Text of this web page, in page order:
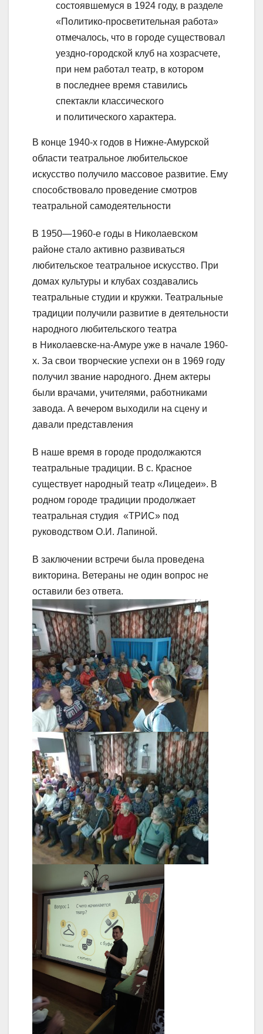
состоявшемуся в 1924 году, в разделе
«Политико-просветительная работа»
отмечалось, что в городе существовал
уездно-городской клуб на хозрасчете,
при нем работал театр, в котором
в последнее время ставились
спектакли классического
и политического характера.
В конце 1940-х годов в Нижне-Амурской
области театральное любительское
искусство получило массовое развитие. Ему
способствовало проведение смотров
театральной самодеятельности
В 1950—1960-е годы в Николаевском
районе стало активно развиваться
любительское театральное искусство. При
домах культуры и клубах создавались
театральные студии и кружки. Театральные
традиции получили развитие в деятельности
народного любительского театра
в Николаевске-на-Амуре уже в начале 1960-
х. За свои творческие успехи он в 1969 году
получил звание народного. Днем актеры
были врачами, учителями, работниками
завода. А вечером выходили на сцену и
давали представления
В наше время в городе продолжаются
театральные традиции. В с. Красное
существует народный театр «Лицедеи». В
родном городе традиции продолжает
театральная студия «ТРИС» под
руководством О.И. Лапиной.
В заключении встречи была проведена
викторина. Ветераны не один вопрос не
оставили без ответа.